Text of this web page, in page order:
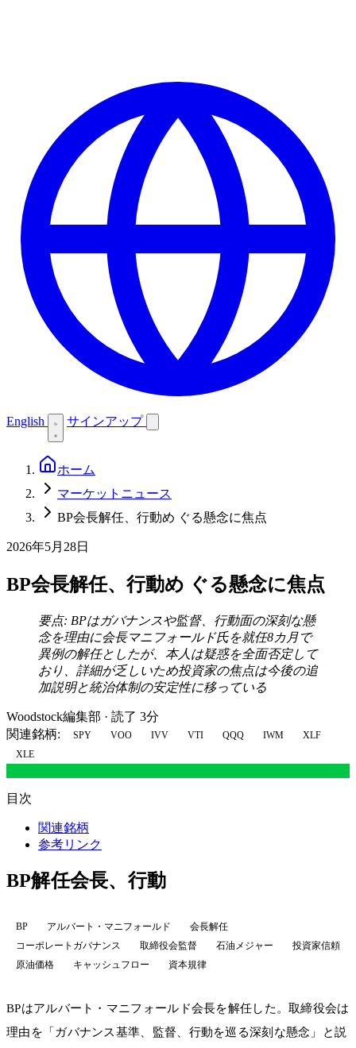
English サインアップ
ホーム
マーケットニュース
BP会長解任、行動め ぐる懸念に焦点
2026年5月28日
BP会長解任、行動め ぐる懸念に焦点
要点: BPはガバナンスや監督、行動面の深刻な懸
念を理由に会長マニフォールド氏を就任8カ月で
異例の解任としたが、本人は疑惑を全面否定して
おり、詳細が乏しいため投資家の焦点は今後の追
加説明と統治体制の安定性に移っている
Woodstock編集部 · 読了 3分
関連銘柄:
SPY VOO IVV VTI QQQ IWM
XLF
XLE
目次
関連銘柄
参考リンク
BP解任会長、行動
BP アルバート・マニフォールド
会長解任
コーポレートガバナンス
取締役会監督 石油メジャー
投資家信頼
原油価格
キャッシュフロー 資本規律
BPはアルバート・マニフォールド会長を解任した。取締役会は
理由を「ガバナンス基準、監督、行動を巡る深刻な懸念」と説